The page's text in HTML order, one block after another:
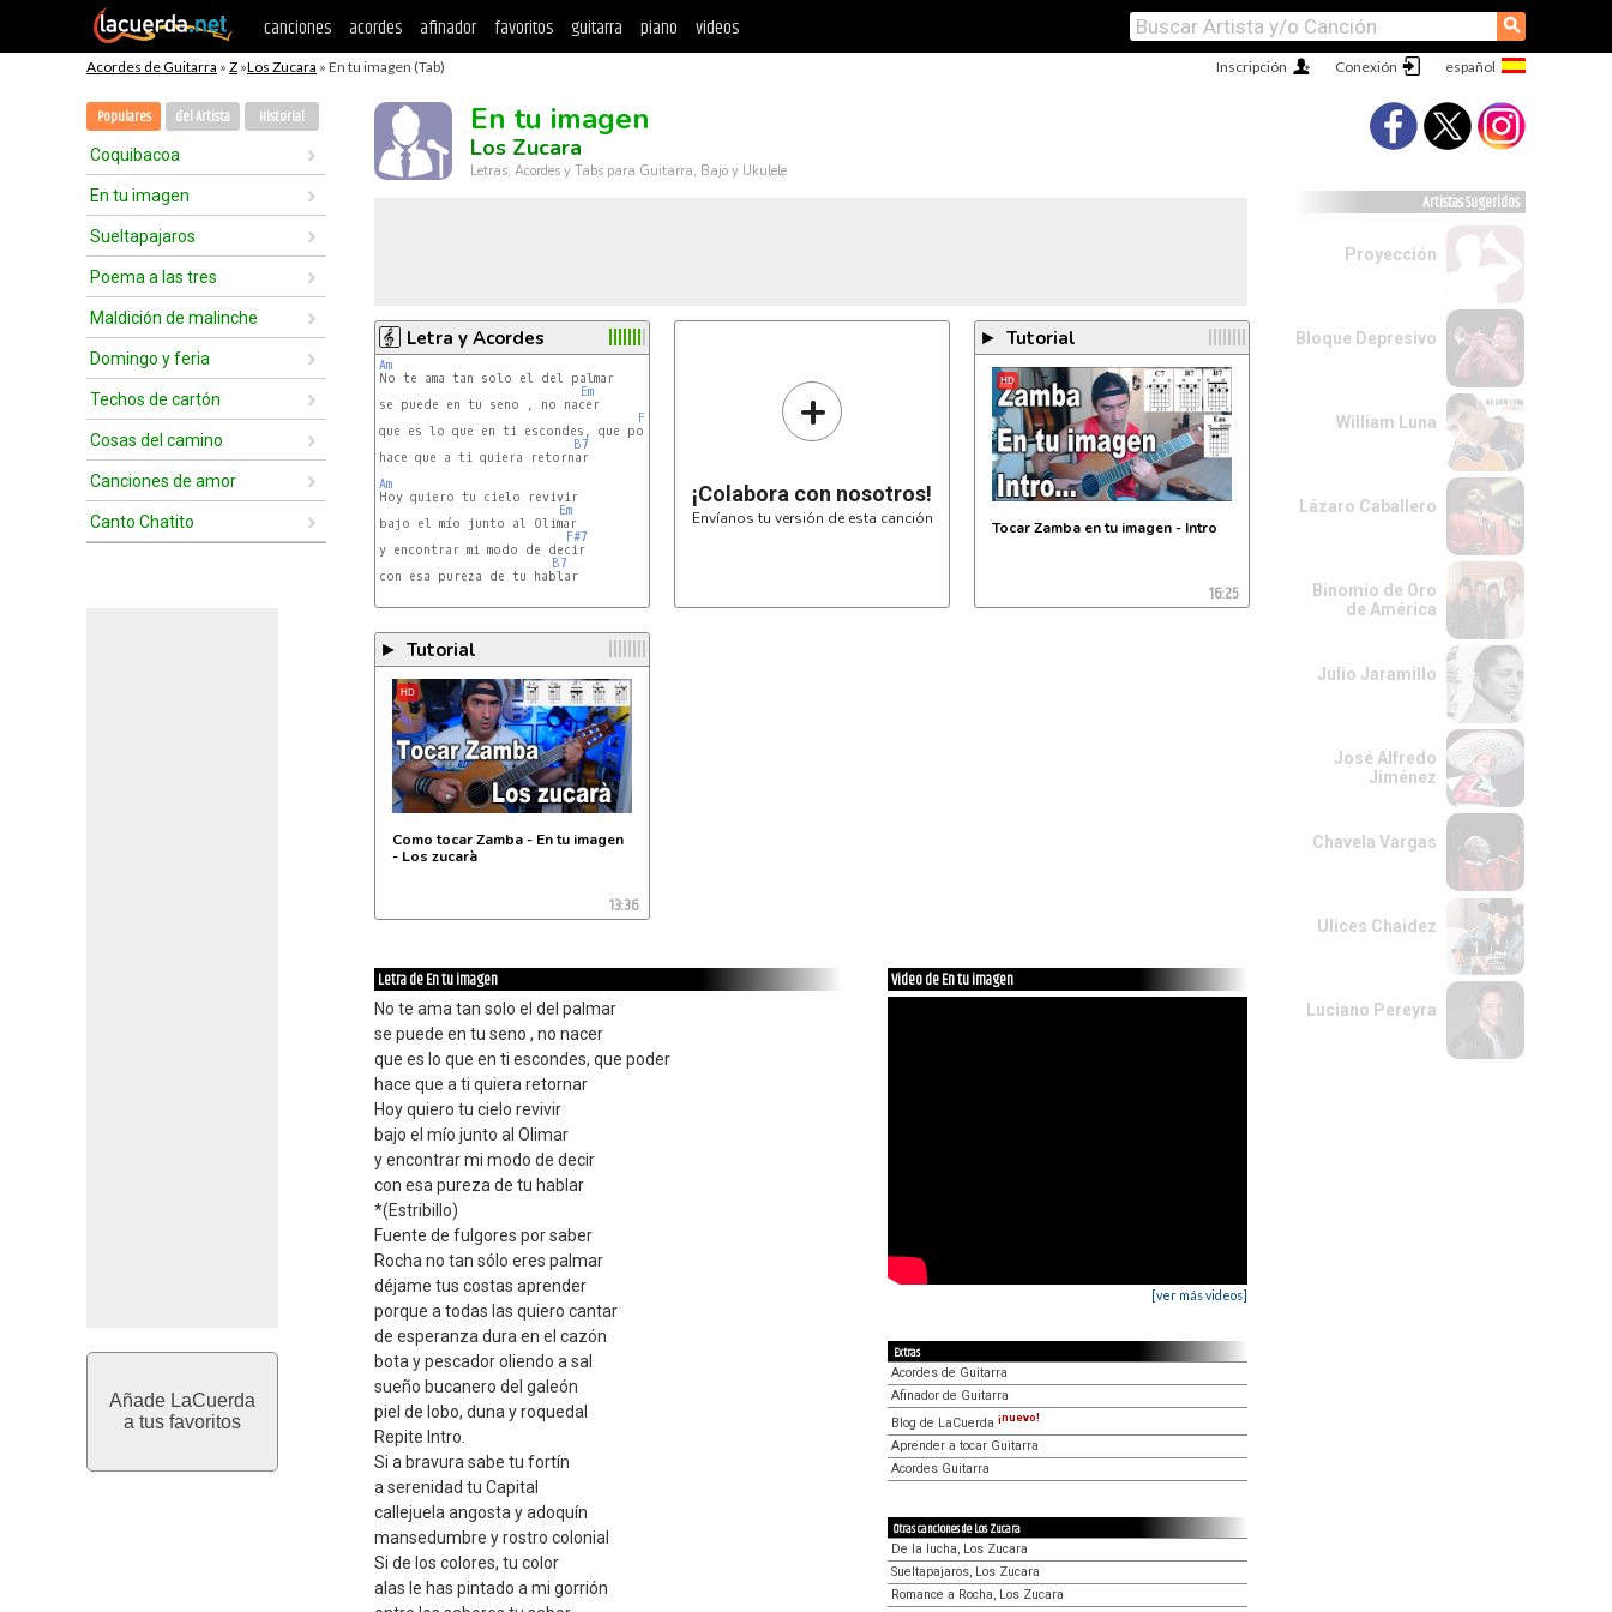
canciones acordes afinador favoritos guitarra piano videos ⚲
Acordes de Guitarra » Z »Los Zucara » En tu imagen (Tab) Conexión
Inscripción
Populares del Artista Historial
Coquibacoa
En tu imagen
Sueltapajaros
Poema a las tres
Maldición de malinche
Domingo y feria
Techos de cartón
Cosas del camino
Canciones de amor
Canto Chatito
Añade LaCuerda
a tus favoritos
En tu imagen
Los Zucara
Letras, Acordes y Tabs para Guitarra, Bajo y Ukulele
Letra y Acordes
Am
Em
se puede en tu seno , no nacer
F#7
que es lo que en ti escondes, que poder
B7
hace que a ti quiera retornar
Am
Em
bajo el mío junto al Olimar
F#7
y encontrar mi modo de decir
B7
con esa pureza de tu hablar
+
¡Colabora con nosotros!
Envíanos tu versión de esta canción
► Tutorial
HD
Tocar Zamba en tu imagen - Intro
16:25
► Tutorial
HD
Como tocar Zamba - En tu imagen
- Los zucarà
13:36
Letra de En tu imagen
No te ama tan solo el del palmar
se puede en tu seno , no nacer
que es lo que en ti escondes, que poder
hace que a ti quiera retornar
Hoy quiero tu cielo revivir
bajo el mío junto al Olimar
y encontrar mi modo de decir
con esa pureza de tu hablar
*(Estribillo)
Fuente de fulgores por saber
Rocha no tan sólo eres palmar
déjame tus costas aprender
porque a todas las quiero cantar
de esperanza dura en el cazón
bota y pescador oliendo a sal
sueño bucanero del galeón
piel de lobo, duna y roquedal
Repite Intro.
Si a bravura sabe tu fortín
a serenidad tu Capital
callejuela angosta y adoquín
mansedumbre y rostro colonial
Si de los colores, tu color
alas le has pintado a mi gorrión
Video de En tu imagen
[ver más videos]
Extras
Acordes de Guitarra
Afinador de Guitarra
Blog de LaCuerda ¡nuevo!
Aprender a tocar Guitarra
Acordes Guitarra
Otras canciones de Los Zucara
De la lucha, Los Zucara
Sueltapajaros, Los Zucara
Romance a Rocha, Los Zucara
Artistas Sugeridos
Proyección
Bloque Depresivo
William Luna
Lázaro Caballero
Binomio de Oro
de América
Julio Jaramillo
José Alfredo
Jiménez
Chavela Vargas
Ulices Chaidez
Luciano Pereyra